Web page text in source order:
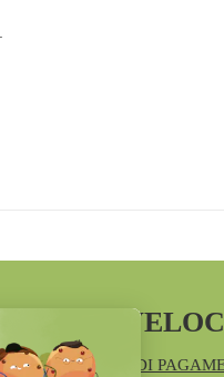
LINK
MODALITÀ DI